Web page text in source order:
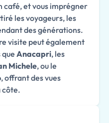
café, et vous imprégner
les voyageurs, les
des générations.
visite peut également
Anacapri, les
Michele, ou le
, offrant des vues
côte.